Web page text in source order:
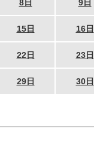
8日 9日
15日 16日
22日 23日
29日 30日